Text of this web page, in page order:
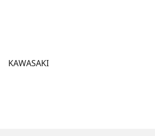
KAWASAKI